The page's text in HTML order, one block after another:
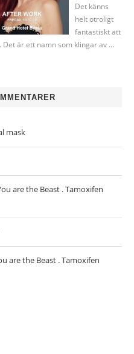
Det känns
helt otroligt
fantastiskt att
är ett namn som klingar av …
mask
are the Beast . Tamoxifen
are the Beast . Tamoxifen